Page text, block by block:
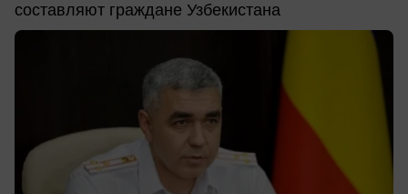
составляют граждане Узбекистана